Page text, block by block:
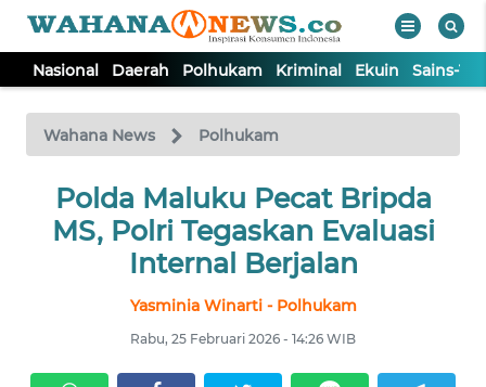
Nasional Daerah Polhukam Kriminal Ekuin Sains-
Wahana News Polhukam
Polda Maluku Pecat Bripda
MS, Polri Tegaskan Evaluasi
Internal Berjalan
Yasminia Winarti - Polhukam
Rabu, 25 Februari 2026 - 14:26 WIB
TV
Tutup
NASIONAL
KRIMINAL